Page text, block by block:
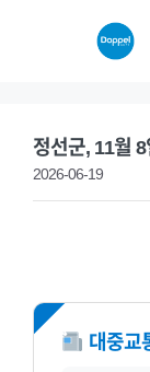
정선군, 11월
2026-06-19
NEW 대중교